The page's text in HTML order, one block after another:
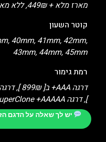
מארז מלא + 449₪, ללא מארז
קוטר השעון
40mm, 41mm, 42mm,
43mm, 44mm, 45mm
רמת גימור
], דרגה SuperClone +AAAAA ב[ 2,599₪ ]
יש לך שאלה על הדגם